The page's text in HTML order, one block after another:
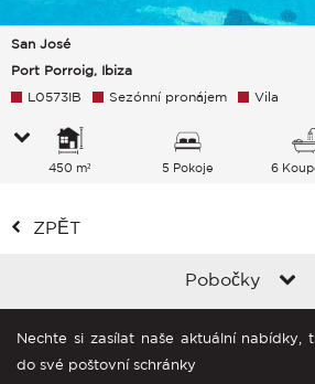
San José
Port Porroig, Ibiza
L0573IB Sezónní pronájem Vila
450 m² 5 Pokoje 6
ZPĚT
Pobočky
Nechte si zasílat naše aktuální nabídky,
do své poštovní schránky